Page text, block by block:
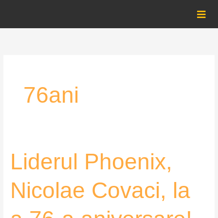
content
76ani
Liderul Phoenix,
Nicolae Covaci, la
Liderul
Phoenix,
Covaci,
a